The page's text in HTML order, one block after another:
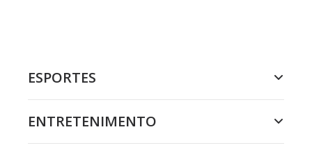
ESPORTES
ENTRETENIMENTO